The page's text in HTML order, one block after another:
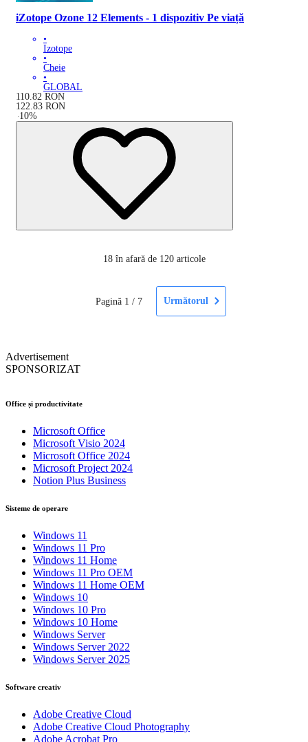
iZotope Ozone 12 Elements - 1 dispozitiv Pe viață
•
Izotope
•
Cheie
•
GLOBAL
110.82 RON
122.83 RON
-10%
18 în afară de 120 articole
Pagină 1 / 7 Următorul
Advertisement
SPONSORIZAT
Office și productivitate
Microsoft Office
Microsoft Visio 2024
Microsoft Office 2024
Microsoft Project 2024
Notion Plus Business
Sisteme de operare
Windows 11
Windows 11 Pro
Windows 11 Home
Windows 11 Pro OEM
Windows 11 Home OEM
Windows 10
Windows 10 Pro
Windows 10 Home
Windows Server
Windows Server 2022
Windows Server 2025
Software creativ
Adobe Creative Cloud
Adobe Creative Cloud Photography
Adobe Acrobat Pro